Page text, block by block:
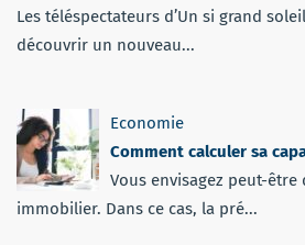
Les téléspectateurs d’Un si grand
découvrir un nouveau...
Economie
Comment calculer sa
Vous envisagez peut-être
immobilier. Dans ce cas, la pré...